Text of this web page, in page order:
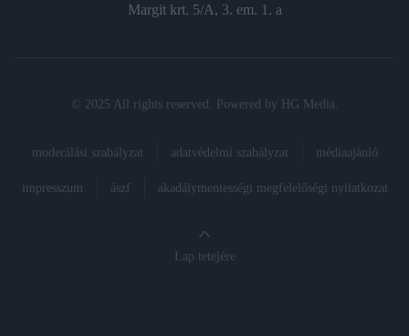
Margit krt. 5/A, 3. em. 1. a
© 2025 All rights reserved. Powered by HG Media
moderálási szabályzat adatvédelmi szabályzat médiaajánló
impresszum ászf akadálymentességi megfelelőségi nyilatkozat
Lap tetejére